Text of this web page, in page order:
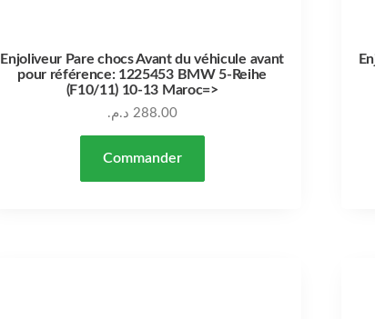
Enjoliveur Pare chocs Avant du véhicule avant
pour référence: 1225453 BMW 5-Reihe
(F10/11) 10-13 Maroc=>
288.00 د.م.
Commander